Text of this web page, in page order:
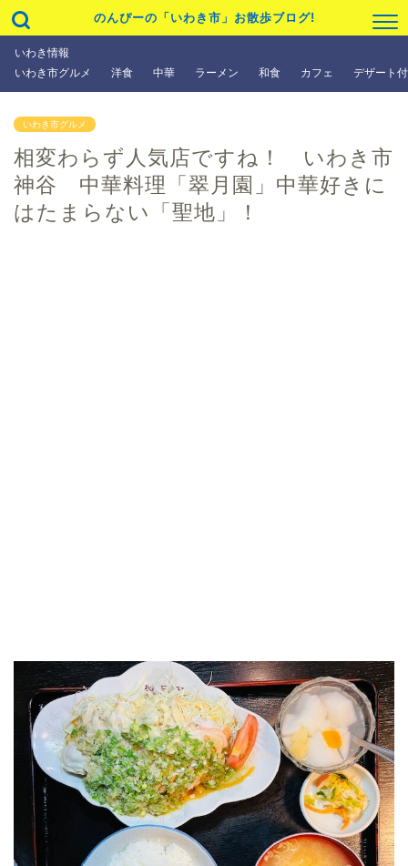
のんぴーの「いわき市」お散歩ブログ!
いわき情報
いわき市グルメ
洋食 中華 ラーメン 和食 カフェ デザート
いわき市グルメ
相変わらず人気店ですね！ いわき市
神谷 中華料理「翠月園」中華好きに
はたまらない「聖地」！